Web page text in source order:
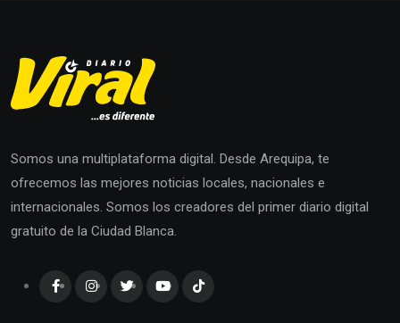
Somos una multiplataforma digital. Desde Arequipa, te
ofrecemos las mejores noticias locales, nacionales e
internacionales. Somos los creadores del primer diario digital
gratuito de la Ciudad Blanca.